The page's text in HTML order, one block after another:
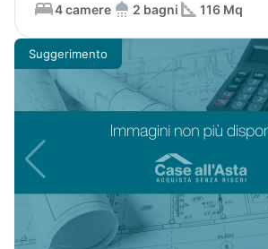
4 camere
2 bagni 116 Mq
Suggerimento